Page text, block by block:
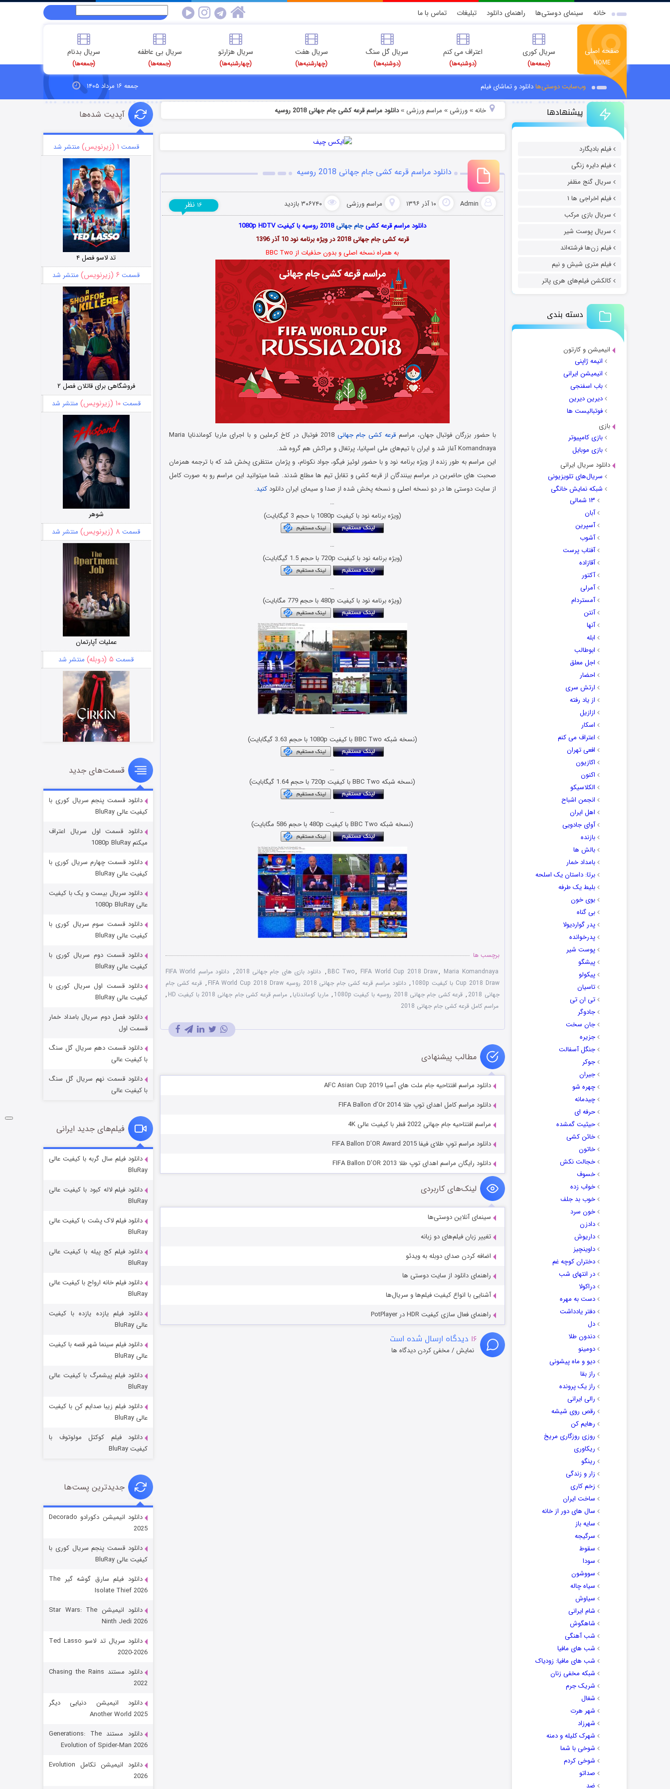
خانه سینمای دوستی‌ها راهنمای دانلود تبلیغات تماس با ما
صفحه اصلی
HOME
سریال کوری
(جمعه‌ها)
اعتراف می کنم
(دوشنبه‌ها)
سریال گل سنگ
(دوشنبه‌ها)
سریال هفت
(چهارشنبه‌ها)
سریال هزارتو
(چهارشنبه‌ها)
سریال بی عاطفه
(جمعه‌ها)
سریال بدنام
(جمعه‌ها)
وب‌سایت دوستی‌هادانلود و تماشای فیلم جمعه ۱۶ مرداد ۱۴۰۵
پیشنهادها
فیلم بادیگارد
فیلم دایره زنگی
سریال گنج مظفر
فیلم اخراجی ها ۱
سریال بازی مرکب
سریال پوست شیر
فیلم زن‌ها فرشته‌اند
فیلم متری شیش و نیم
کالکشن فیلم‌های هری پاتر
دسته بندی
انیمیشن و کارتون
انیمه ژاپنی
انیمیشن ایرانی
باب اسفنجی
دیرین دیرین
فوتبالیست ها
بازی
بازی کامپیوتر
بازی موبایل
دانلود سریال ایرانی
سریال‌های تلویزیونی
شبکه نمایش خانگی
۱۳ شمالی
آبان
آسپرین
آشوب
آفتاب پرست
آقازاده
آکتور
آمرلی
آمستردام
آنتن
آنها
ابله
ابوطالب
اجل معلق
احضار
ارتش سری
از یاد رفته
ازازیل
اسکار
اعتراف می کنم
افعی تهران
اکازیون
اکنون
الکلاسیکو
انجمن اشباح
اهل ایران
آوای جادویی
بازنده
بالش ها
بامداد خمار
برتا: داستان یک اسلحه
بلیط یک‌‌ طرفه
بوی خون
بی گناه
پدر گواردیولا
پدرخوانده
پوست شیر
پیشگو
پیکولو
تاسیان
تی ان تی
جادوگر
جان سخت
جزیره
جنگل آسفالت
جوکر
جیران
چهره شو
چیدمانه
حرفه ای
حیثیت گمشده
خائن کشی
خاتون
خجالت نکش
خسوف
خواب زده
خوب بد جلف
خون سرد
دادزن
داریوش
داوینچیز
دختران کوچه غم
در انتهای شب
دراکولا
دست به مهره
دفتر یادداشت
دل
دندون طلا
دومینو
دیو و ماه پیشونی
راز بقا
راز یک پرونده
رالی ایرانی
رقص روی شیشه
رهایم کن
روزی روزگاری مریخ
ریکاوری
رینگو
زار و زندگی
زخم کاری
ساخت ایران
سال های دور از خانه
سایه باز
سرگیجه
سقوط
سودا
سووشون
سیاه چاله
سیاوش
شام ایرانی
شاهگوش
شب آهنگی
شب های مافیا
شب های مافیا: زودیاک
شبکه مخفی زنان
شریک جرم
شغال
شهر هرت
شهرزاد
شهرک کلیله و دمنه
شوخی با شما
شوخی کردم
صداتو
ضد
خانه» ورزشی » مراسم ورزشی »دانلود مراسم قرعه کشی جام جهانی 2018 روسیه
دانلود مراسم قرعه کشی جام جهانی 2018 روسیه
Admin ۱۰ آذر ۱۳۹۶ مراسم ورزشی ۳۰۶۷۴۰ بازدید ۱۶ نظر
دانلود مراسم قرعه کشیجام جهانی2018 روسیه با کیفیت 1080p HDTV
قرعه کشی جام جهانی 2018 در ویژه برنامه نود 10 آذر 1396
به همراه نسخه اصلی و بدون حذفیات از BBC Two
با حضور بزرگان فوتبال جهان، مراسم قرعه کشی جام جهانی
2018 فوتبال در کاخ کرملین و با اجرای ماریا کوماندنایا Maria
Komandnaya آغاز شد و ایران با تیم‌های ملی اسپانیا، پرتغال و مراکش هم گروه شد.
این مراسم به طور زنده از ویژه برنامه نود و با حضور لوئیز فیگو، جواد نکونام، و پژمان منتظری پخش شد که با ترجمه همزمان
صحبت های حاضرین در مراسم بینندگان از قرعه کشی و تقابل تیم ها مطلع شدند. شما میتوانید این مراسم رو به صورت کامل
از سایت دوستی ها در دو نسخه اصلی و نسخه پخش شده از صدا و سیمای ایران دانلودکنید.
…
(ویژه برنامه نود با کیفیت 1080p با حجم 3 گیگابایت)
…
(ویژه برنامه نود با کیفیت 720p با حجم 1.5 گیگابایت)
…
(ویژه برنامه نود با کیفیت 480p با حجم 779 مگابایت)
…
(نسخه شبکه BBC Two با کیفیت 1080p با حجم 3.63 گیگابایت)
…
(نسخه شبکه BBC Two با کیفیت 720p با حجم 1.64 گیگابایت)
…
(نسخه شبکه BBC Two با کیفیت 480p با حجم 586 مگابایت)
برچسب ها
BBC Two, FIFA World Cup 2018 Draw, Maria Komandnaya
, دانلود بازی های جام جهانی 2018 ,
دانلود مراسم FIFA World
Cup 2018 Draw با کیفیت 1080p
, دانلود مراسم قرعه کشی جام جهانی 2018 روسیه FIFA World Cup 2018 Draw , قرعه کشی جام
جهانی 2018
, قرعه کشی جام جهانی 2018 روسیه با کیفیت 1080p , ماریا کوماندنایا , مراسم قرعه کشی جام جهانی 2018 با کیفیت HD
,
مراسم کامل قرعه کشی جام جهانی 2018
مطالب پیشنهادی
دانلود مراسم افتتاحیه جام ملت های آسیا AFC Asian Cup 2019
دانلود مراسم کامل اهدای توپ طلا FIFA Ballon d’Or 2014
مراسم افتتاحیه جام جهانی 2022 قطر با کیفیت عالی 4K
دانلود مراسم توپ طلای فیفا FIFA Ballon D’OR Award 2015
دانلود رایگان مراسم اهدای توپ طلا FIFA Ballon D’OR 2013
لینک‌های کاربردی
سینمای آنلاین دوستی‌ها
تغییر زبان فیلم‌های دو زبانه
اضافه کردن صدای دوبله به ویدئو
راهنمای دانلود از سایت دوستی ها
آشنایی با انواع کیفیت فیلم‌ها و سریال‌ها
راهنمای فعال سازی کیفیت HDR در PotPlayer
۱۶ دیدگاه ارسال شده است
نمایش / مخفی کردن دیدگاه ها
آپدیت شده‌ها
قسمت ۱ (زیرنویس) منتشر شد
تد لاسو فصل ۴
قسمت ۶ (زیرنویس) منتشر شد
فروشگاهی برای قاتلان فصل ۲
قسمت۱۰ (زیرنویس) منتشر شد
شوهر
قسمت ۸ (زیرنویس) منتشر شد
عملیات آپارتمان
قسمت ۵ (دوبله) منتشر شد
سریال زشت
قسمت۲ (زیرنویس) منتشر شد
مردگان متحرک: شهر مرده ۳
شکست استوارت در نجات جهان
قسمت ۷ (زیرنویس) منتشر شد
شوگر فصل ۲
قسمت
خاندان اژدها فصل ۳
جادوگری در مغولستان
قسمت ۶ (زیرنویس)
رویایی برای تو
قسمت
قسمت‌های جدید
دانلود قسمت پنجم سریال کوری با
کیفیت عالی BluRay
دانلود قسمت اول سریال اعتراف
میکنم 1080p BluRay
دانلود قسمت چهارم سریال کوری با
کیفیت عالی BluRay
دانلود سریال بیست و یک با کیفیت
عالی 1080p BluRay
دانلود قسمت سوم سریال کوری با
کیفیت عالی BluRay
دانلود قسمت دوم سریال کوری با
کیفیت عالی BluRay
دانلود قسمت اول سریال کوری با
کیفیت عالی BluRay
دانلود فصل دوم سریال بامداد خمار
قسمت اول
دانلود قسمت دهم سریال گل سنگ
با کیفیت عالی
دانلود قسمت نهم سریال گل سنگ
با کیفیت عالی
فیلم‌های جدید ایرانی
دانلود فیلم سال گربه با کیفیت عالی
BluRay
دانلود فیلم لاله کبود با کیفیت عالی
BluRay
دانلود فیلم لاک پشت با کیفیت عالی
BluRay
دانلود فیلم کج‌ پیله با کیفیت عالی
BluRay
دانلود فیلم خانه ارواح با کیفیت عالی
BluRay
دانلود فیلم یازده یازده با کیفیت
عالی BluRay
دانلود فیلم سینما شهر قصه با کیفیت
عالی BluRay
دانلود فیلم پیشمرگ با کیفیت عالی
BluRay
دانلود فیلم زیبا صدایم کن با کیفیت
عالی BluRay
دانلود فیلم کوکتل مولوتوف با
کیفیت BluRay
جدیدترین پست‌ها
دانلود انیمیشن دکورادو Decorado
2025
دانلود قسمت پنجم سریال کوری با
کیفیت عالی BluRay
دانلود فیلم سارق گوشه گیر The
Isolate Thief 2026
دانلود انیمیشن Star Wars: The
Ninth Jedi 2026
دانلود سریال تد لاسو Ted Lasso
2020-2026
دانلود مستند Chasing the Rains
2022
دانلود انیمیشن دنیایی دیگر
Another World 2025
دانلود مستند Generations: The
Evolution of Spider-Man 2026
دانلود انیمیشن تکامل Evolution
2026